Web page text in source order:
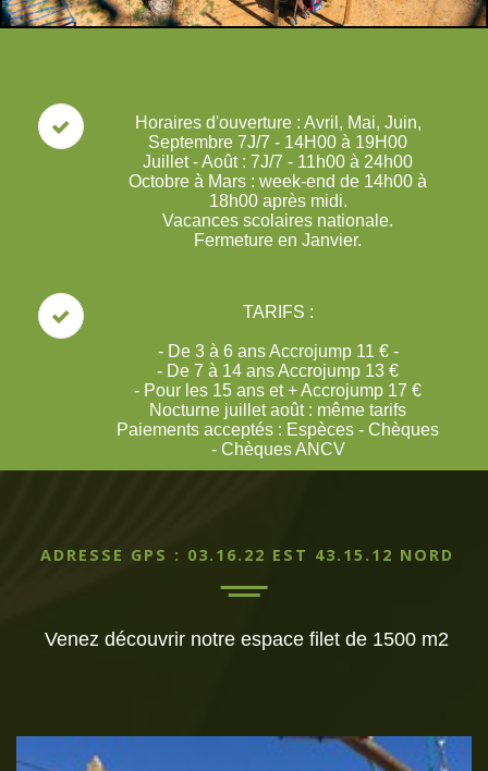
Horaires d'ouverture : Avril, Mai, Juin,
Septembre 7J/7 - 14H00 à 19H00
Juillet - Août : 7J/7 - 11h00 à 24h00
Octobre à Mars : week-end de 14h00 à
18h00 après midi.
Vacances scolaires nationale.
Fermeture en Janvier.
TARIFS :
- De 3 à 6 ans Accrojump 11 € -
- De 7 à 14 ans Accrojump 13 €
- Pour les 15 ans et + Accrojump 17 €
Nocturne juillet août : même tarifs
Paiements acceptés : Espèces - Chèques
- Chèques ANCV
ADRESSE GPS : 03.16.22 EST 43.15.12 NORD
Venez découvrir notre espace filet de 1500 m2